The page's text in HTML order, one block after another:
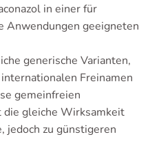
in einer für
Anwendungen geeigneten
generische Varianten,
Freinamen
gemeinfreien
gleiche Wirksamkeit
jedoch zu günstigeren